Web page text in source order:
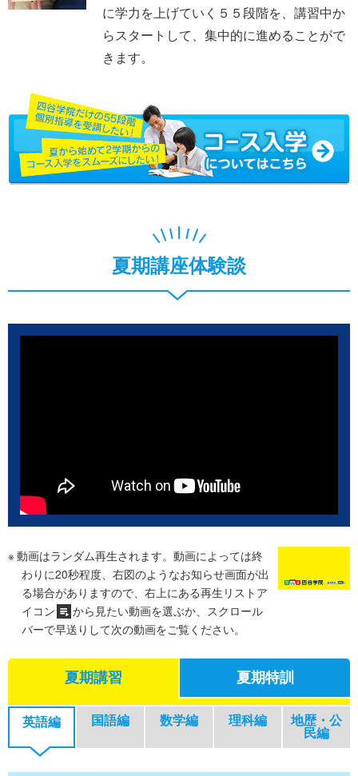
に学力を上げていく５５段階を、講習中か
らスタートして、集中的に進めることがで
きます。
夏期講座体験談
動画はランダム再生されます。動画によっては終
わりに20秒程度、右図のようなお知らせ画面が出
る場合がありますので、右上にある再生リストア
イコン
から見たい動画を選ぶか、スクロール
バーで早送りして次の動画をご覧ください。
夏期講習 夏期特訓
英語編 国語編 数学編 理科編
地歴・公
民編